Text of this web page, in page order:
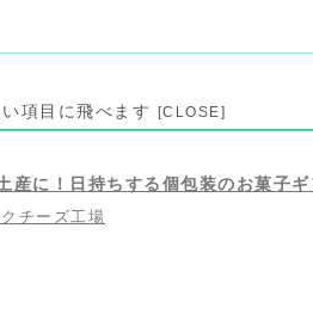
項目に飛べます
産に！日持ちする個包装のお菓子
チーズ工場